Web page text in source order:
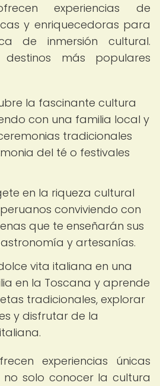
experiencias de
y enriquecedoras para
de inmersión cultural.
más populares
la fascinante cultura
con una familia local y
tradicionales
del té o festivales
en la riqueza cultural
conviviendo con
que te enseñarán sus
y artesanías.
vita italiana en una
en la Toscana y aprende
tradicionales, explorar
y disfrutar de la
experiencias únicas
solo conocer la cultura